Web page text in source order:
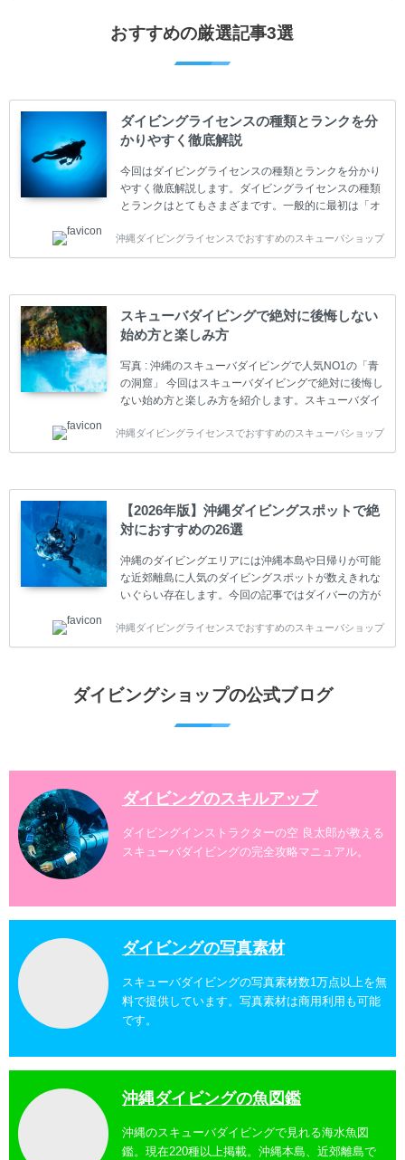
おすすめの厳選記事3選
ダイビングライセンスの種類とランクを分
かりやすく徹底解説
今回はダイビングライセンスの種類とランクを分かり
やすく徹底解説します。ダイビングライセンスの種類
とランクはとてもさまざまです。一般的に最初は「オ
す。 ダイビングのライセンスカードはダイビングの教
育機関もしくは指導団体が発行しています。教育機関
ダイバーの育成・指導や安全管理、環境保全などの活
動をしています。 ダイビングライセンスの種類はエン
トリーレベルのライセンスからプロレベルのライセン
スまでランク分けされています。各教育機関(指導団
体)によってライセンスカードの名称、トレーニング内
容に違いがありま...
沖縄ダイビングライセンスでおすすめのスキューバショップ
スキューバダイビングで絶対に後悔しない
始め方と楽しみ方
写真 : 沖縄のスキューバダイビングで人気NO1の「青
の洞窟」 今回はスキューバダイビングで絶対に後悔し
ない始め方と楽しみ方を紹介します。スキューバダイ
やまだ始めて間もない初心者の方に必見の内容です。
スキューバダイビングの始め方と楽しみ方について学
ててしまうと、せっかく楽しみにしていたスキューバ
ダイビングが台無しになり後悔することになってしま
うかもしれません。 又、スキューバダイビングは事故
のリスクがあるスポーツでもあります。もしかしたら
危険な思いをしてしまうかもしれません。 今回は現地
ダイビング...
沖縄ダイビングライセンスでおすすめのスキューバショップ
【2026年版】沖縄ダイビングスポットで絶
対におすすめの26選
沖縄のダイビングエリアには沖縄本島や日帰りが可能
な近郊離島に人気のダイビングスポットが数えきれな
いぐらい存在します。今回の記事ではダイバーの方が
グスポットを紹介します。 当スクールは、沖縄本島で
は北谷町、嘉手納町、読谷村、恩納村、名護市、本部
案内しております。 ダイビングライセンスをお持ちの
沖縄ダイビングライセンスでおすすめのスキューバショップ
ダイビングショップの公式ブログ
ダイビングのスキルアップ
ダイビングインストラクターの空 良太郎が教える
スキューバダイビングの完全攻略マニュアル。
ダイビングの写真素材
スキューバダイビングの写真素材数1万点以上を無
料で提供しています。写真素材は商用利用も可能
です。
沖縄ダイビングの魚図鑑
沖縄のスキューバダイビングで見れる海水魚図
鑑。現在220種以上掲載。沖縄本島、近郊離島で